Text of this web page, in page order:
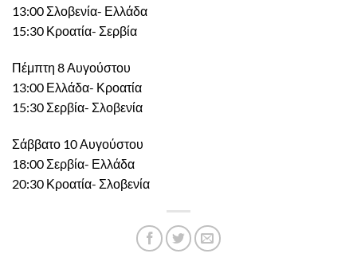
13:00 Σλοβενία- Ελλάδα
15:30 Κροατία- Σερβία
Πέμπτη 8 Αυγούστου
13:00 Ελλάδα- Κροατία
15:30 Σερβία- Σλοβενία
Σάββατο 10 Αυγούστου
18:00 Σερβία- Ελλάδα
20:30 Κροατία- Σλοβενία